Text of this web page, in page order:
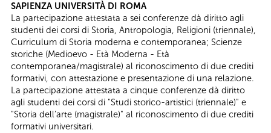
SAPIENZA UNIVERSITÀ DI ROMA
La partecipazione attestata a sei conferenze dà diritto agli
studenti dei corsi di Storia, Antropologia, Religioni (triennale),
Curriculum di Storia moderna e contemporanea; Scienze
storiche (Medioevo - Età Moderna - Età
contemporanea/magistrale) al riconoscimento di due crediti
formativi, con attestazione e presentazione di una relazione.
​La partecipazione attestata a cinque conferenze dà diritto
agli studenti dei corsi di "Studi storico-artistici (triennale)" e
"Storia dell’arte (magistrale)" al riconoscimento di due crediti
formativi universitari.